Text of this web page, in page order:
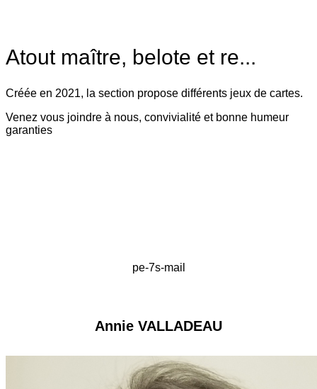
Atout maître, belote et re...
Créée en 2021, la section propose différents jeux de cartes.
Venez vous joindre à nous, convivialité et bonne humeur
garanties
pe-7s-mail
Annie VALLADEAU